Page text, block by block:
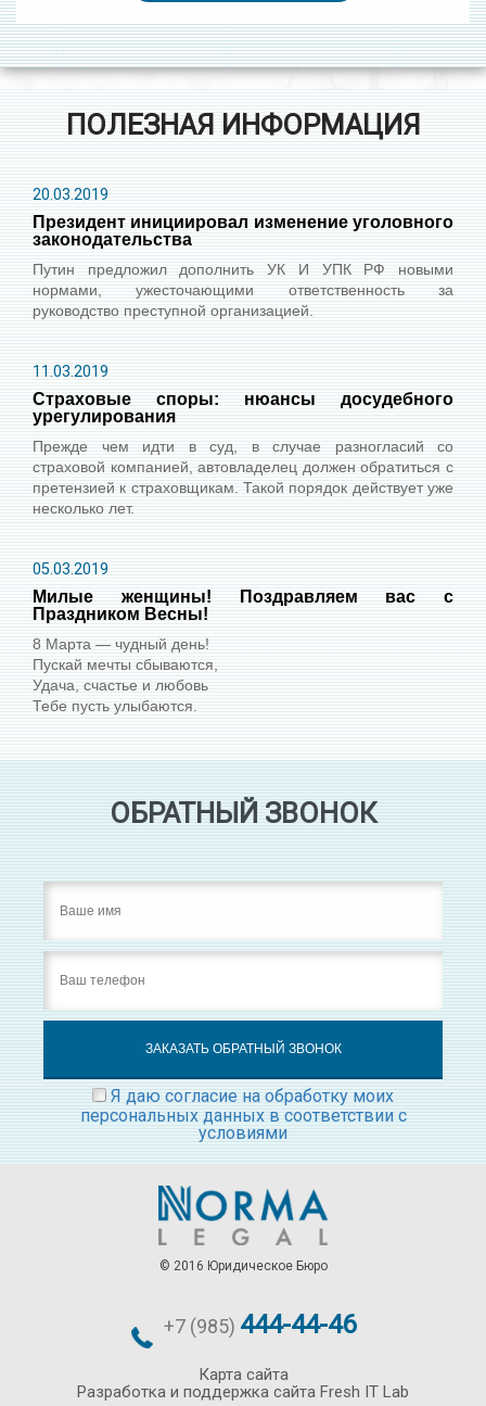
ПОЛЕЗНАЯ ИНФОРМАЦИЯ
20.03.2019
Президент инициировал изменение уголовного
законодательства
Путин предложил дополнить УК И УПК РФ новыми
нормами, ужесточающими ответственность за
руководство преступной организацией.
11.03.2019
Страховые споры: нюансы досудебного
урегулирования
Прежде чем идти в суд, в случае разногласий со
страховой компанией, автовладелец должен обратиться с
претензией к страховщикам. Такой порядок действует уже
несколько лет.
05.03.2019
Милые женщины! Поздравляем вас с
Праздником Весны!
8 Марта — чудный день!
Пускай мечты сбываются,
Удача, счастье и любовь
Тебе пусть улыбаются.
ОБРАТНЫЙ ЗВОНОК
Я даю согласие на обработку моих
персональных данных в соответствии с
условиями
© 2016 Юридическое Бюро
+7 (985) 444-44-46
Карта сайта
Разработка и поддержка сайта Fresh IT Lab